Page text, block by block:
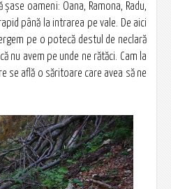
oameni: Oana, Ramona, Radu,
până la intrarea pe vale. De aici
pe o potecă destul de neclară
nu avem pe unde ne rătăci. Cam la
se află o săritoare care avea să ne